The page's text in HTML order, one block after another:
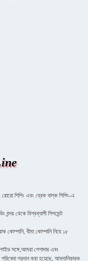
শিপিং এবং ব্রেক বাল্ক শিপিং-এ
থেকে বিশ্বব্যাপী শিপমেন্ট
কোম্পানি, বীমা কোম্পানি নিয়ে ১৫
সঙ্গে,আমরা পেশাদার এবং
প্রদান করা হয়েছে, আমদানিকারক